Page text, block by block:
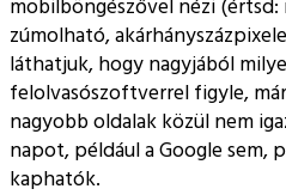
mobilböngészővel nézi
zúmolható,
láthatjuk, hogy nagyjából
felolvasószoftverrel figyle,
nagyobb oldalak közül nem
napot, például a Google sem,
kaphatók.